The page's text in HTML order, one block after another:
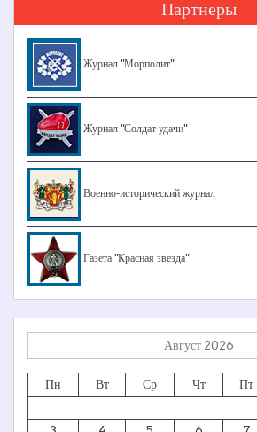
Партнеры
Журнал "Морполит"
Журнал "Солдат удачи"
Военно-исторический журнал
Газета "Красная звезда"
Август 2026
Пн Вт Ср Чт Пт